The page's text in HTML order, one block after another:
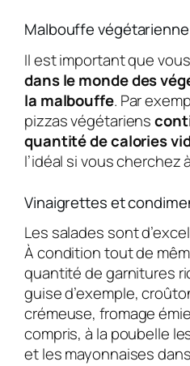
Malbouffe végétarienne
Il est important que
dans le monde des
la malbouffe. Par
pizzas végétariens
quantité de calories
l’idéal si vous cherchez à
Vinaigrettes et
Les salades sont
À condition tout de
quantité de garnitures
guise d’exemple,
crémeuse, fromage
compris, à la poubelle
et les mayonnaises